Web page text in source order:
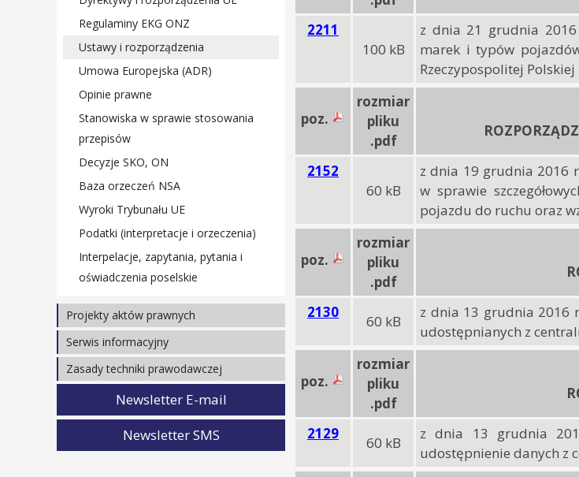
Prezentacje materiałów z seminariów
Regulaminy EKG ONZ
Ustawy i rozporządzenia
Umowa Europejska (ADR)
Opinie prawne
Stanowiska w sprawie stosowania
przepisów
Decyzje SKO, ON
Baza orzeczeń NSA
Wyroki Trybunału UE
Podatki (interpretacje i orzeczenia)
Interpelacje, zapytania, pytania i
oświadczenia poselskie
Projekty aktów prawnych
Ustawy
Rozporządzenia
Serwis informacyjny
Warto wiedzieć
Wyjaśnianie spraw
Zasady techniki prawodawczej
Unijne
Opracowania
Newsletter E-mail
Newsletter SMS
2211
100 kB
z dnia 21 grudnia 2016
marek i typów
Rzeczypospolitej Polskiej
poz.
rozmiar
pliku
.pdf
2152
60 kB
z dnia 19 grudnia 2016
w sprawie
pojazdu do ruchu oraz
poz.
rozmiar
pliku
.pdf
2130
60 kB
z dnia 13 grudnia 2016
udostępnianych z
poz.
rozmiar
pliku
.pdf
2129
60 kB
z dnia 13 grudnia
udostępnienie danych z